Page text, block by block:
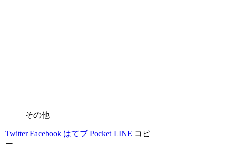
その他
Twitter Facebook はてブ Pocket LINE コピ
ー